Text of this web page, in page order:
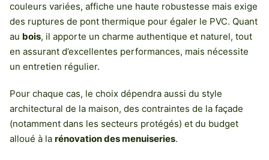
couleurs variées, affiche une haute robustesse mais exige
des ruptures de pont thermique pour égaler le PVC. Quant
au bois, il apporte un charme authentique et naturel, tout
en assurant d’excellentes performances, mais nécessite
un entretien régulier.
Pour chaque cas, le choix dépendra aussi du style
architectural de la maison, des contraintes de la façade
(notamment dans les secteurs protégés) et du budget
alloué à la rénovation des menuiseries.